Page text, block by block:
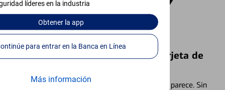
líderes en la industria
Obtenerla app
Continúe para entrar en la Banca en Línea
Más información
Bloquear y Desbloquear una Tarjeta de
Extraviar una tarjeta es más común de lo que parece. Sin